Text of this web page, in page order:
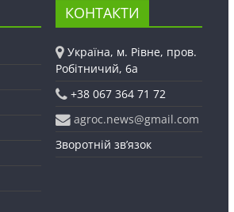
КОНТАКТИ
Україна, м. Рівне, пров.
Робітничий, 6а
+38 067 364 71 72
agroc.news@gmail.com
Зворотній зв’язок